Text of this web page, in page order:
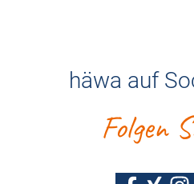
häwa auf
Folgen